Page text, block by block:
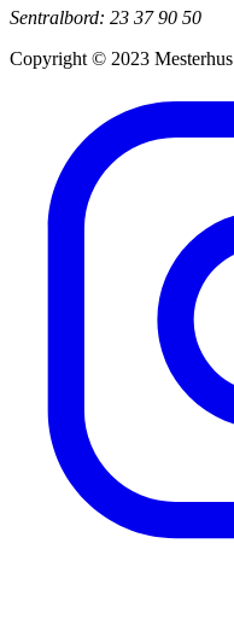
Sentralbord: 23 37 90 50
Copyright © 2023 Mesterhus